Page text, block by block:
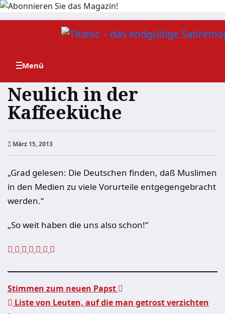
Zum
Neulich in der
Kaffeeküche
März 15, 2013
„Grad gelesen: Die Deutschen finden, daß Muslimen
in den Medien zu viele Vorurteile entgegengebracht
werden.“
„So weit haben die uns also schon!“
Stimmen zum neuen Papst
Liste von Leuten, auf die man getrost verzichten